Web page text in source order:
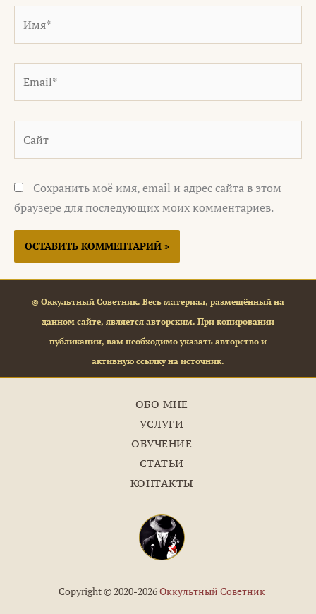
Сохранить моё имя, email и адрес сайта в этом
браузере для последующих моих комментариев.
© Оккультный Советник. Весь материал, размещённый на
данном сайте, является авторским. При копировании
публикации, вам необходимо указать авторство и
активную ссылку на источник.
ОБО МНЕ
УСЛУГИ
ОБУЧЕНИЕ
СТАТЬИ
КОНТАКТЫ
Copyright © 2020-2026Оккультный Советник